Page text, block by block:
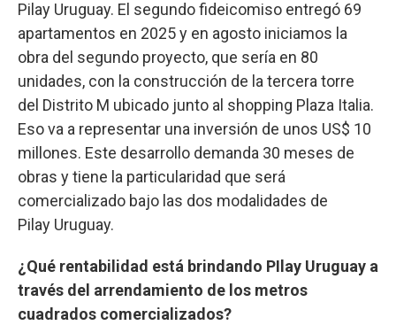
Pilay Uruguay. El segundo fideicomiso entregó 69
apartamentos en 2025 y en agosto iniciamos la
obra del segundo proyecto, que sería en 80
unidades, con la construcción de la tercera torre
del Distrito M ubicado junto al shopping Plaza Italia.
Eso va a representar una inversión de unos US$ 10
millones. Este desarrollo demanda 30 meses de
obras y tiene la particularidad que será
comercializado bajo las dos modalidades de
Pilay Uruguay.
¿Qué rentabilidad está brindando PIlay Uruguay a
través del arrendamiento de los metros
cuadrados comercializados?